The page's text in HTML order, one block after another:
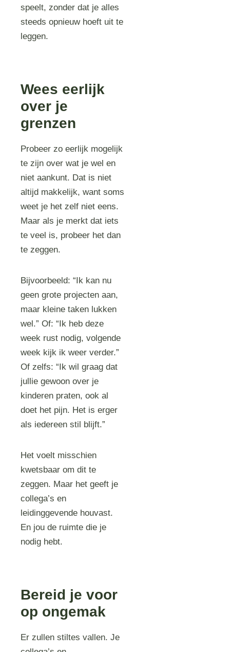
speelt, zonder dat je alles
steeds opnieuw hoeft uit te
leggen.
Wees eerlijk
over je
grenzen
Probeer zo eerlijk mogelijk
te zijn over wat je wel en
niet aankunt. Dat is niet
altijd makkelijk, want soms
weet je het zelf niet eens.
Maar als je merkt dat iets
te veel is, probeer het dan
te zeggen.
Bijvoorbeeld: “Ik kan nu
geen grote projecten aan,
maar kleine taken lukken
wel.” Of: “Ik heb deze
week rust nodig, volgende
week kijk ik weer verder.”
Of zelfs: “Ik wil graag dat
jullie gewoon over je
kinderen praten, ook al
doet het pijn. Het is erger
als iedereen stil blijft.”
Het voelt misschien
kwetsbaar om dit te
zeggen. Maar het geeft je
collega’s en
leidinggevende houvast.
En jou de ruimte die je
nodig hebt.
Bereid je voor
op ongemak
Er zullen stiltes vallen. Je